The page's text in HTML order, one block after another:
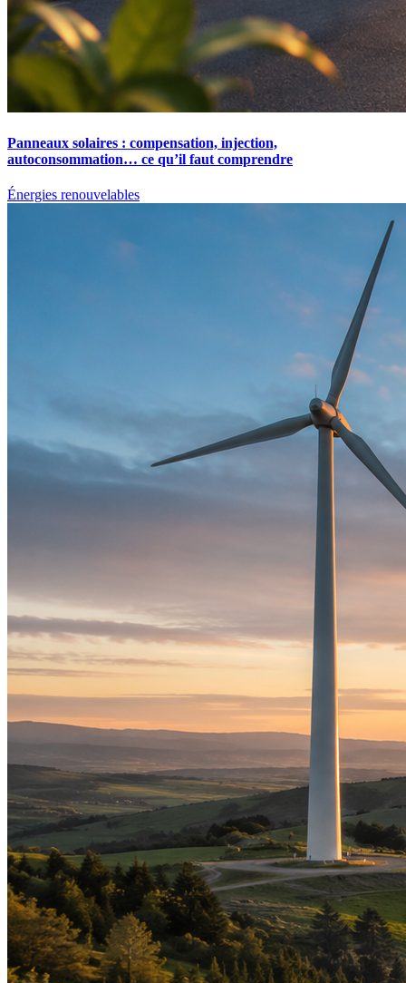
Panneaux solaires : compensation, injection,
autoconsommation… ce qu’il faut comprendre
Énergies renouvelables